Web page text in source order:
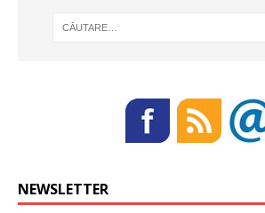
NEWSLETTER